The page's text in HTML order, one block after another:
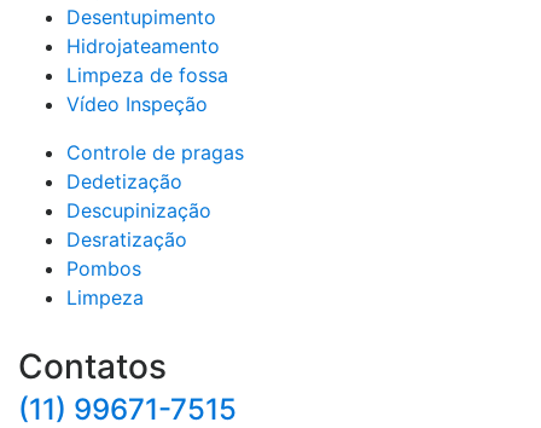
Desentupimento
Hidrojateamento
Limpeza de fossa
Vídeo Inspeção
Controle de pragas
Dedetização
Descupinização
Desratização
Pombos
Limpeza
Contatos
(11) 99671-7515